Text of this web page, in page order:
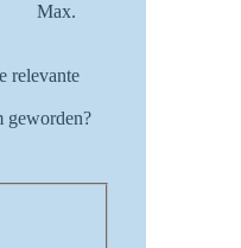
Max.
relevante
geworden?